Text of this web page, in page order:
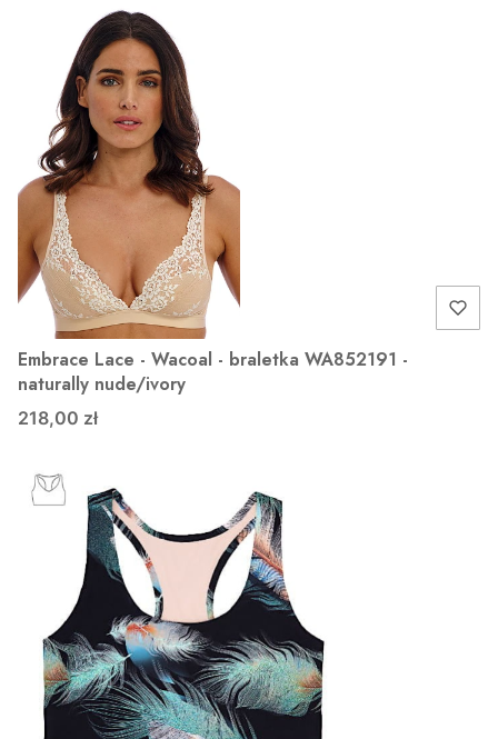
Embrace Lace - Wacoal - braletka WA852191 -
naturally nude/ivory
218,00 zł